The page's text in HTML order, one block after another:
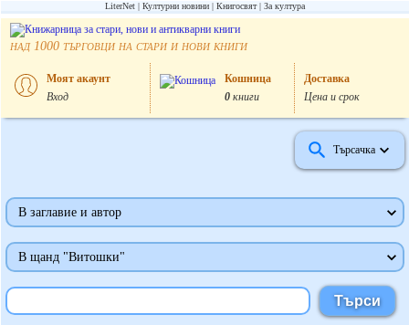
LiterNet Културни новини Книгосвят За култура
над 1000 търговци на стари и нови книги
Моят акаунт
Вход
Кошница
0книги
Доставка
Цена и срок
Търсачка
В заглавие и автор
В щанд "Витошки"